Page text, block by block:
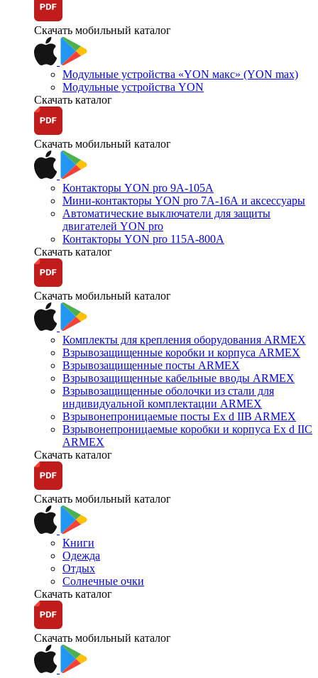
Скачать мобильный каталог
Модульные устройства «YON макс» (YON max)
Модульные устройства YON
Скачать каталог
Скачать мобильный каталог
Контакторы YON pro 9А-105А
Мини-контакторы YON pro 7А-16А и аксессуары
Автоматические выключатели для защиты
двигателей YON pro
Контакторы YON pro 115А-800А
Скачать каталог
Скачать мобильный каталог
Комплекты для крепления оборудования ARMEX
Взрывозащищенные коробки и корпуса ARMEX
Взрывозащищенные посты ARMEX
Взрывозащищенные кабельные вводы ARMEX
Взрывозащищенные оболочки из стали для
индивидуальной комплектации ARMEX
Взрывонепроницаемые посты Ex d IIB ARMEX
Взрывонепроницаемые коробки и корпуса Ex d IIС
ARMEX
Скачать каталог
Скачать мобильный каталог
Книги
Одежда
Отдых
Солнечные очки
Скачать каталог
Скачать мобильный каталог